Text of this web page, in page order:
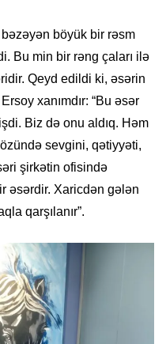
böyük bir rəsm
Bu min bir rəng çaları ilə
Qeyd edildi ki, əsərin
xanımdır: “Bu əsər
Biz də onu aldıq. Həm
sevgini, qətiyyəti,
şirkətin ofisində
əsərdir. Xaricdən gələn
qarşılanır”.